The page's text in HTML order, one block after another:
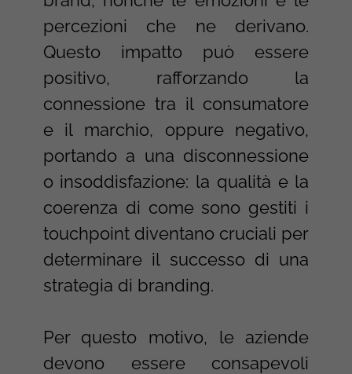
percezioni che ne derivano.
Questo impatto può essere
positivo, rafforzando la
connessione tra il consumatore
e il marchio, oppure negativo,
portando a una disconnessione
o insoddisfazione: la qualità e la
coerenza di come sono gestiti i
touchpoint diventano cruciali per
determinare il successo di una
strategia di branding.
Per questo motivo, le aziende
devono essere consapevoli